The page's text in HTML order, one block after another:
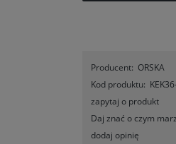
Producent: ORSKA
Kod produktu:
zapytaj o produkt
Daj znać o czym
dodaj opinię